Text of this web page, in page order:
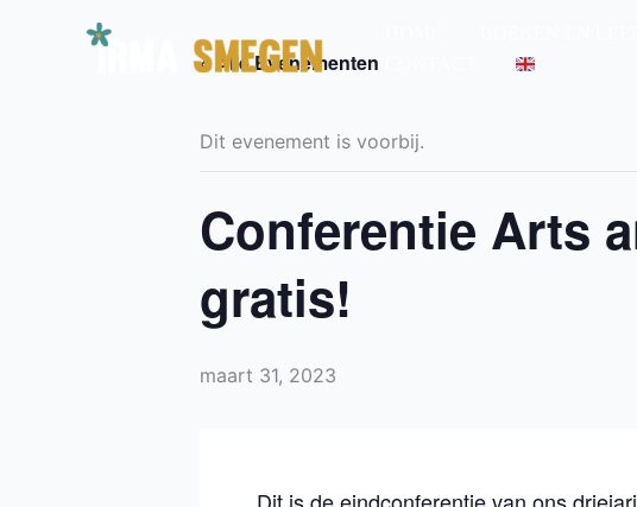
« Alle Evenementen
Dit evenement is voorbij.
Conferentie Arts
gratis!
maart 31, 2023